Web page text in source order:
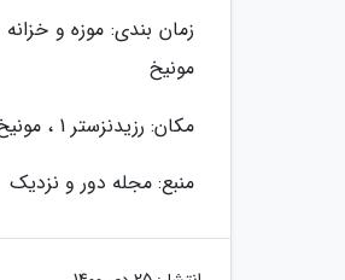
مونیخ
مکان: رزیدنزستر 1 ، مونیخ 80333 ، باواریا ، آلمان
منبع: مجله دور و نزدیک